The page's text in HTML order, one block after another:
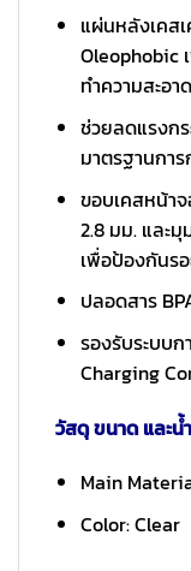
แผ่นหลังเคส
Oleophobic
ทำความสะอา
ช่วยลดแรงก
มาตรฐานการ
ขอบเคสหน้า
2.8 มม. และ
เพื่อป้องกันร
ปลอดสาร
รองรับระบบก
Charging
วัสดุ ขนาด และน้
Main
Color: Clear